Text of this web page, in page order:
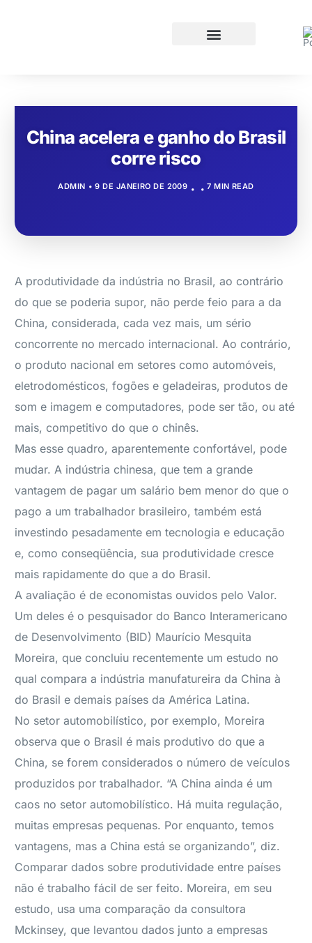
China acelera e ganho do Brasil
corre risco
ADMIN 9 DE JANEIRO DE 2009 7 MIN READ
A produtividade da indústria no Brasil, ao contrário
do que se poderia supor, não perde feio para a da
China, considerada, cada vez mais, um sério
concorrente no mercado internacional. Ao contrário,
o produto nacional em setores como automóveis,
eletrodomésticos, fogões e geladeiras, produtos de
som e imagem e computadores, pode ser tão, ou até
mais, competitivo do que o chinês.
Mas esse quadro, aparentemente confortável, pode
mudar. A indústria chinesa, que tem a grande
vantagem de pagar um salário bem menor do que o
pago a um trabalhador brasileiro, também está
investindo pesadamente em tecnologia e educação
e, como conseqüência, sua produtividade cresce
mais rapidamente do que a do Brasil.
A avaliação é de economistas ouvidos pelo Valor.
Um deles é o pesquisador do Banco Interamericano
de Desenvolvimento (BID) Maurício Mesquita
Moreira, que concluiu recentemente um estudo no
qual compara a indústria manufatureira da China à
do Brasil e demais países da América Latina.
No setor automobilístico, por exemplo, Moreira
observa que o Brasil é mais produtivo do que a
China, se forem considerados o número de veículos
produzidos por trabalhador. “A China ainda é um
caos no setor automobilístico. Há muita regulação,
muitas empresas pequenas. Por enquanto, temos
vantagens, mas a China está se organizando”, diz.
Comparar dados sobre produtividade entre países
não é trabalho fácil de ser feito. Moreira, em seu
estudo, usa uma comparação da consultora
Mckinsey, que levantou dados junto a empresas